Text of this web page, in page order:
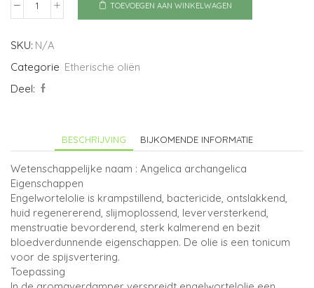
Engelwortel
TOEVOEGEN AAN WINKELWAGEN
SKU: N/A
Categorie Etherische oliën
Deel:
BESCHRIJVING BIJKOMENDE INFORMATIE
Wetenschappelijke naam : Angelica archangelica
Eigenschappen
Engelwortelolie is krampstillend, bactericide, ontslakkend,
huid regenererend, slijmoplossend, leverversterkend,
menstruatie bevorderend, sterk kalmerend en bezit
bloedverdunnende eigenschappen. De olie is een tonicum
voor de spijsvertering.
Toepassing